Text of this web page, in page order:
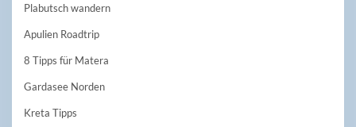
Plabutsch wandern
Apulien Roadtrip
8 Tipps für Matera
Gardasee Norden
Kreta Tipps